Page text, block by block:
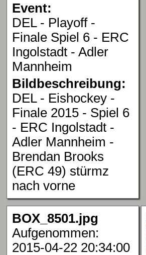
Event:
DEL - Playoff -
Finale Spiel 6 - ERC
Ingolstadt - Adler
Mannheim
Bildbeschreibung:
DEL - Eishockey -
Finale 2015 - Spiel 6
- ERC Ingolstadt -
Adler Mannheim -
Brendan Brooks
(ERC 49) stürmz
nach vorne
BOX_8501.jpg
Aufgenommen:
2015-04-22 20:34:00